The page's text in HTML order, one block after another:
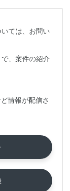
ては、お問い
、案件の紹介
情報が配信さ